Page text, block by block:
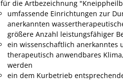
für die Artbezeichnung
umfassende Einrichtungen zur
anerkannten
größere Anzahl leistungsfähiger
ein wissenschaftlich anerkanntes
therapeutisch anwendbares
werden
ein dem Kurbetrieb